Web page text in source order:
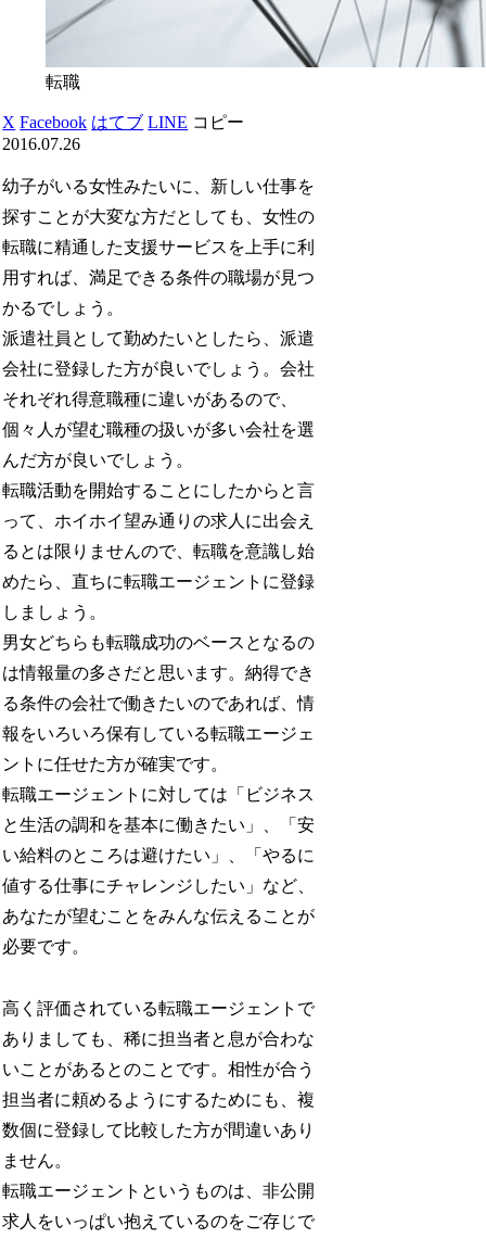
転職
X Facebook はてブ LINE コピー
2016.07.26
幼子がいる女性みたいに、新しい仕事を
探すことが大変な方だとしても、女性の
転職に精通した支援サービスを上手に利
用すれば、満足できる条件の職場が見つ
かるでしょう。
派遣社員として勤めたいとしたら、派遣
会社に登録した方が良いでしょう。会社
それぞれ得意職種に違いがあるので、
個々人が望む職種の扱いが多い会社を選
んだ方が良いでしょう。
転職活動を開始することにしたからと言
って、ホイホイ望み通りの求人に出会え
るとは限りませんので、転職を意識し始
めたら、直ちに転職エージェントに登録
しましょう。
男女どちらも転職成功のベースとなるの
は情報量の多さだと思います。納得でき
る条件の会社で働きたいのであれば、情
報をいろいろ保有している転職エージェ
ントに任せた方が確実です。
転職エージェントに対しては「ビジネス
と生活の調和を基本に働きたい」、「安
い給料のところは避けたい」、「やるに
値する仕事にチャレンジしたい」など、
あなたが望むことをみんな伝えることが
必要です。
高く評価されている転職エージェントで
ありましても、稀に担当者と息が合わな
いことがあるとのことです。相性が合う
担当者に頼めるようにするためにも、複
数個に登録して比較した方が間違いあり
ません。
転職エージェントというものは、非公開
求人をいっぱい抱えているのをご存じで